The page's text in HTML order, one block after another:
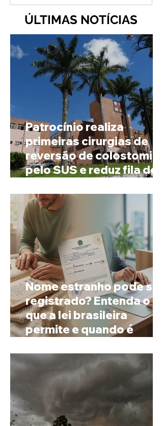
ÚLTIMAS NOTÍCIAS
Patrocínio realiza
primeiras cirurgias de
reversão de colostomia
pelo SUS e reduz fila de
Nome estranho pode ser
registrado? Entenda o
que a lei brasileira
permite e quando é
prenome